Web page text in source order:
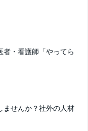
者・看護師「やってら
ませんか？社外の人材